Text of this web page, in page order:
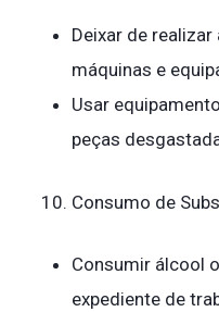
Deixar de
máquinas e
Usar
peças
Consumo de
Consumir álcool
expediente de